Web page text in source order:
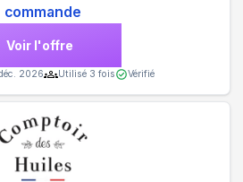
commande
Voir l'offre
2026 Utilisé 3 fois Vérifié